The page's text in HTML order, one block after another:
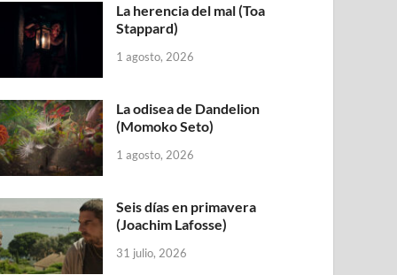
La herencia del mal (Toa
Stappard)
1 agosto, 2026
La odisea de Dandelion
(Momoko Seto)
1 agosto, 2026
Seis días en primavera
(Joachim Lafosse)
31 julio, 2026